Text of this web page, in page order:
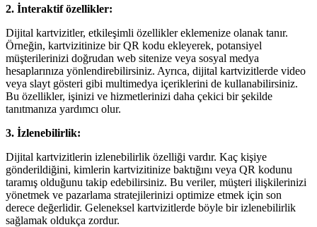
2. İnteraktif özellikler:
Dijital kartvizitler, etkileşimli özellikler eklemenize olanak tanır.
Örneğin, kartvizitinize bir QR kodu ekleyerek, potansiyel
müşterilerinizi doğrudan web sitenize veya sosyal medya
hesaplarınıza yönlendirebilirsiniz. Ayrıca, dijital kartvizitlerde video
veya slayt gösteri gibi multimedya içeriklerini de kullanabilirsiniz.
Bu özellikler, işinizi ve hizmetlerinizi daha çekici bir şekilde
tanıtmanıza yardımcı olur.
3. İzlenebilirlik:
Dijital kartvizitlerin izlenebilirlik özelliği vardır. Kaç kişiye
gönderildiğini, kimlerin kartvizitinize baktığını veya QR kodunu
taramış olduğunu takip edebilirsiniz. Bu veriler, müşteri ilişkilerinizi
yönetmek ve pazarlama stratejilerinizi optimize etmek için son
derece değerlidir. Geleneksel kartvizitlerde böyle bir izlenebilirlik
sağlamak oldukça zordur.